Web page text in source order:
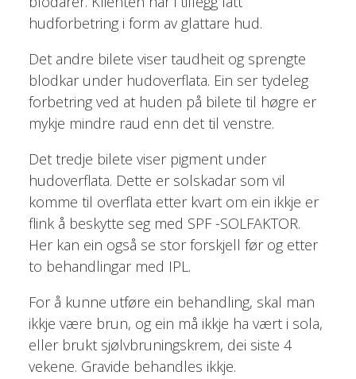
hudforbetring i form av glattare hud.
Det andre bilete viser taudheit og sprengte
blodkar under hudoverflata. Ein ser tydeleg
forbetring ved at huden på bilete til høgre er
mykje mindre raud enn det til venstre.
Det tredje bilete viser pigment under
hudoverflata. Dette er solskadar som vil
komme til overflata etter kvart om ein ikkje er
flink å beskytte seg med SPF -SOLFAKTOR.
Her kan ein også se stor forskjell før og etter
to behandlingar med IPL.
For å kunne utføre ein behandling, skal man
ikkje være brun, og ein må ikkje ha vært i sola,
eller brukt sjølvbruningskrem, dei siste 4
vekene. Gravide behandles ikkje.